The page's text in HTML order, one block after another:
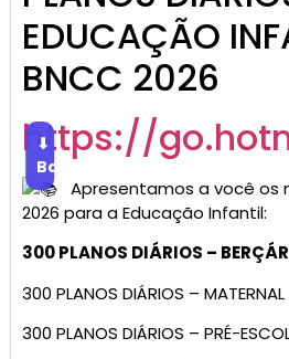
EDUCAÇÃO
BNCC 2026
https://
⬇
Baixar
Apresentamos a você os
2026 para a Educação Infantil:
300 PLANOS DIÁRIOS –
300 PLANOS DIÁRIOS – MATERNAL
300 PLANOS DIÁRIOS – PRÉ-